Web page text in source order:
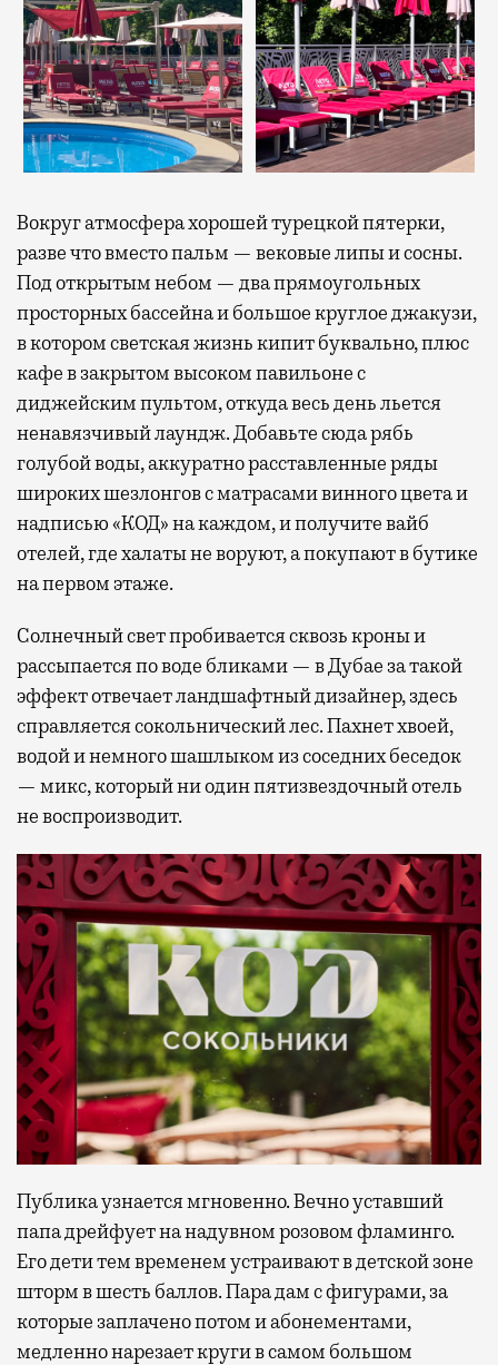
Вокруг атмосфера хорошей турецкой пятерки,
разве что вместо пальм — вековые липы и сосны.
Под открытым небом — два прямоугольных
просторных бассейна и большое круглое джакузи,
в котором светская жизнь кипит буквально, плюс
кафе в закрытом высоком павильоне с
диджейским пультом, откуда весь день льется
ненавязчивый лаундж. Добавьте сюда рябь
голубой воды, аккуратно расставленные ряды
широких шезлонгов с матрасами винного цвета и
надписью «КОД» на каждом, и получите вайб
отелей, где халаты не воруют, а покупают в бутике
на первом этаже.
Солнечный свет пробивается сквозь кроны и
рассыпается по воде бликами — в Дубае за такой
эффект отвечает ландшафтный дизайнер, здесь
справляется сокольнический лес. Пахнет хвоей,
водой и немного шашлыком из соседних беседок
— микс, который ни один пятизвездочный отель
не воспроизводит.
Публика узнается мгновенно. Вечно уставший
папа дрейфует на надувном розовом фламинго.
Его дети тем временем устраивают в детской зоне
шторм в шесть баллов. Пара дам с фигурами, за
которые заплачено потом и абонементами,
медленно нарезает круги в самом большом